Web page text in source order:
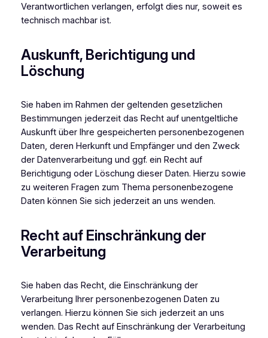
Verantwortlichen verlangen, erfolgt dies nur, soweit es
technisch machbar ist.
Auskunft, Berichtigung und
Löschung
Sie haben im Rahmen der geltenden gesetzlichen
Bestimmungen jederzeit das Recht auf unentgeltliche
Auskunft über Ihre gespeicherten personenbezogenen
Daten, deren Herkunft und Empfänger und den Zweck
der Datenverarbeitung und ggf. ein Recht auf
Berichtigung oder Löschung dieser Daten. Hierzu sowie
zu weiteren Fragen zum Thema personenbezogene
Daten können Sie sich jederzeit an uns wenden.
Recht auf Einschränkung der
Verarbeitung
Sie haben das Recht, die Einschränkung der
Verarbeitung Ihrer personenbezogenen Daten zu
verlangen. Hierzu können Sie sich jederzeit an uns
wenden. Das Recht auf Einschränkung der Verarbeitung